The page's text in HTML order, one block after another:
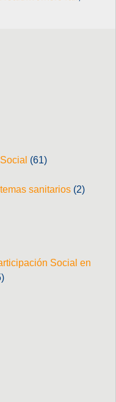
(61)
sanitarios (2)
Social en